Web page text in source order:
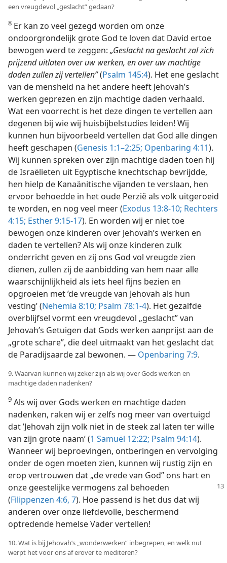
een vreugdevol „geslacht” gedaan?
8 Er kan zo veel gezegd worden om onze
ondoorgrondelijk grote God te loven dat David ertoe
bewogen werd te zeggen: „Geslacht na geslacht zal zich
prijzend uitlaten over uw werken, en over uw machtige
daden zullen zij vertellen”(Psalm 145:4). Het ene geslacht
van de mensheid na het andere heeft Jehovah’s
werken geprezen en zijn machtige daden verhaald.
Wat een voorrecht is het deze dingen te vertellen aan
degenen bij wie wij huisbijbelstudies leiden! Wij
kunnen hun bijvoorbeeld vertellen dat God alle dingen
heeft geschapen (Genesis 1:1–2:25; Openbaring 4:11).
Wij kunnen spreken over zijn machtige daden toen hij
de Israëlieten uit Egyptische knechtschap bevrijdde,
hen hielp de Kanaänitische vijanden te verslaan, hen
ervoor behoedde in het oude Perzië als volk uitgeroeid
te worden, en nog veel meer (Exodus 13:8-10; Rechters
4:15; Esther 9:15-17). En worden wij er niet toe
bewogen onze kinderen over Jehovah’s werken en
daden te vertellen? Als wij onze kinderen zulk
onderricht geven en zij ons God vol vreugde zien
dienen, zullen zij de aanbidding van hem naar alle
waarschijnlijkheid als iets heel fijns bezien en
opgroeien met ’de vreugde van Jehovah als hun
vesting’ (Nehemia 8:10; Psalm 78:1-4). Het gezalfde
overblijfsel vormt een vreugdevol „geslacht” van
Jehovah’s Getuigen dat Gods werken aanprijst aan de
„grote schare”, die deel uitmaakt van het geslacht dat
de Paradijsaarde zal bewonen. — Openbaring 7:9.
9. Waarvan kunnen wij zeker zijn als wij over Gods werken en
machtige daden nadenken?
9 Als wij over Gods werken en machtige daden
nadenken, raken wij er zelfs nog meer van overtuigd
dat ’Jehovah zijn volk niet in de steek zal laten ter wille
van zijn grote naam’ (1 Samuël 12:22; Psalm 94:14).
Wanneer wij beproevingen, ontberingen en vervolging
onder de ogen moeten zien, kunnen wij rustig zijn en
erop vertrouwen dat „de vrede van God” ons hart en
onze geestelijke vermogens zal behoeden
(Filippenzen 4:6, 7). Hoe passend is het dus dat wij
anderen over onze liefdevolle, beschermend
optredende hemelse Vader vertellen!
10. Wat is bij Jehovah’s „wonderwerken” inbegrepen, en welk nut
werpt het voor ons af erover te mediteren?